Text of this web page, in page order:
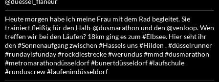
Heute morgen habe ich meine Frau mit dem Rad begleitet. Sie
trainiert fleißig für den Halb-@dusmarathon und den @venloop. Wen
treffen wir bei den Läufen? 18km ging es zum #Elbsee. Hier seht ihr
den #Sonnenaufgang zwischen #Hassels uns #Hilden . #düsselrunner
#rundayisfunday #rockdiestrecke #werundus #mmd #dusmarathon
#metromarathondüsseldorf #bunertdüsseldorf #laufschule
#runduscrew #laufenindüsseldorf